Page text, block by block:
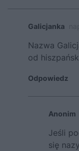
Galicjanka
Nazwa
od
Odpowiedz
Anonim
Jeśli
się